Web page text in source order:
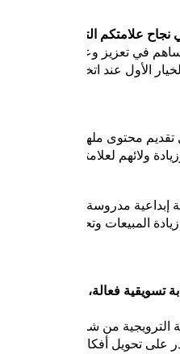
علامتكم التجارية؟
تساهم في تعزيز وعي العملاء
الأول عند اتخاذ القرارات
محتوى ملهم ومفيد،
ولائهم لعلامتكم.
إبداعية مدروسة، يمكنكم
المبيعات وتحسين
فعالة، ونتائج
الترويجية من شركة الهوية
على تحويل أفكاركم إلى